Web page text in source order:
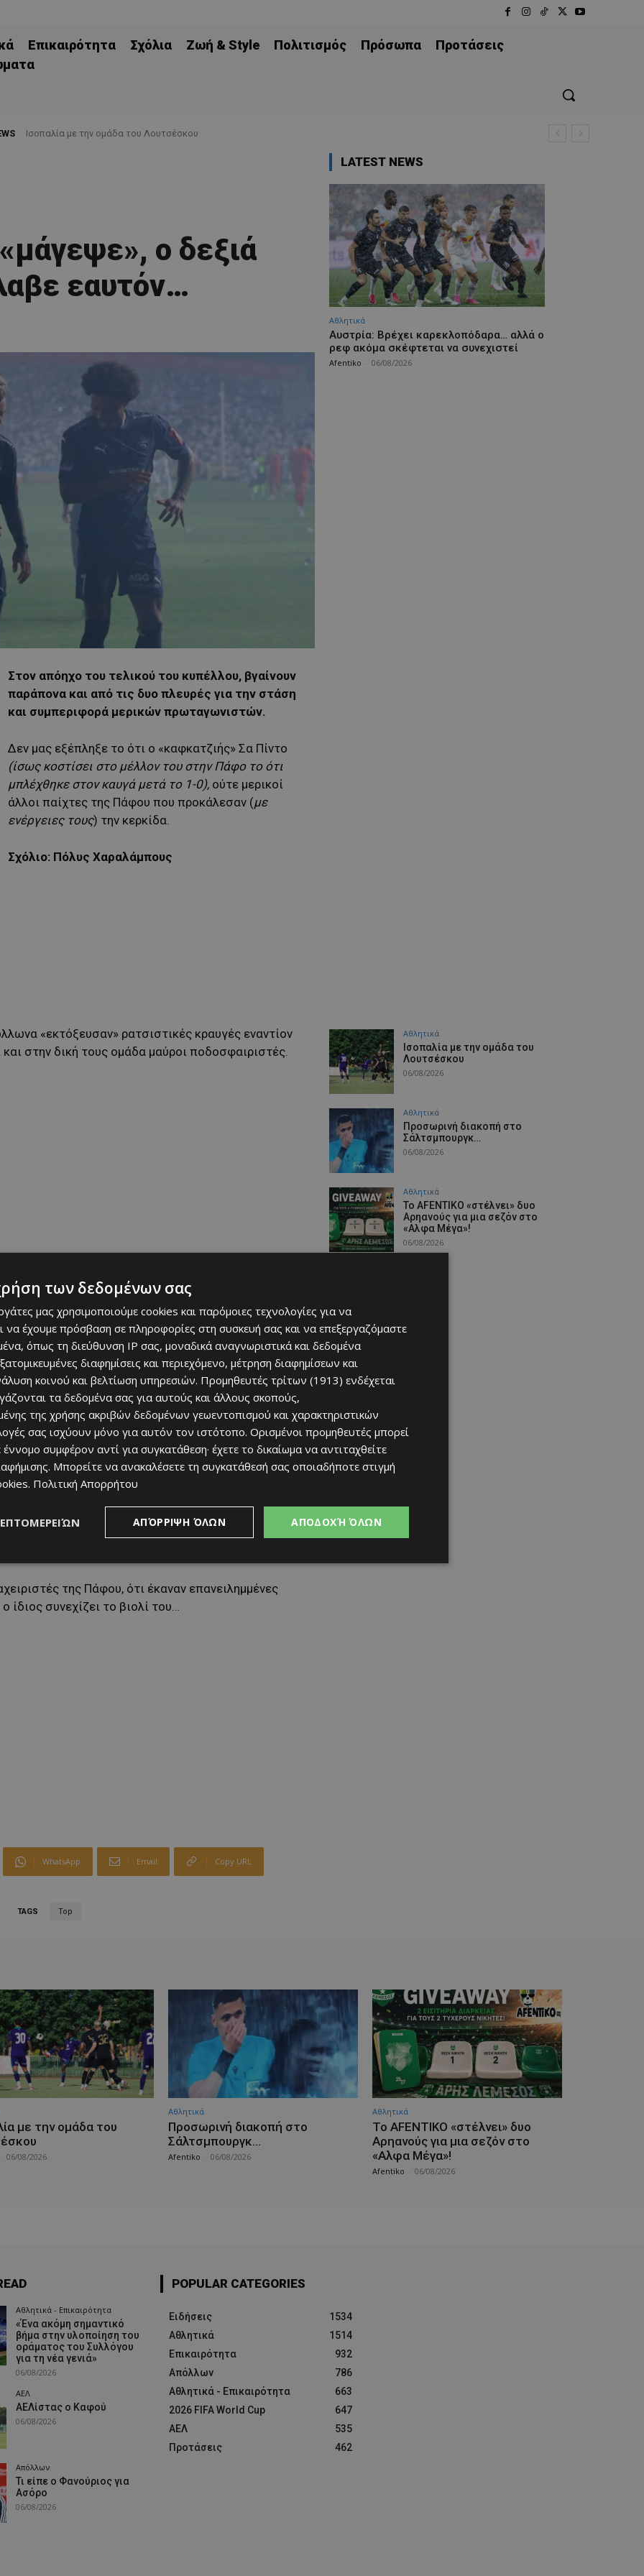
Επικαιρότητα Σχόλια Ζωή & Style Πολιτισμός Πρόσωπα
Προτάσεις
Iσοπαλία με την ομάδα του Λουτσέσκου
ο δεξιά
εαυτόν…
Στον απόηχο του τελικού του κυπέλλου, βγαίνουν
παράπονα και από τις δυο πλευρές για την στάση
και συμπεριφορά μερικών πρωταγωνιστών.
Δεν μας εξέπληξε το ότι ο «καφκατζιής» Σα Πίντο
(ίσως κοστίσει στο μέλλον του στην Πάφο το ότι
μπλέχθηκε στον καυγά μετά το 1-0), ούτε μερικοί
άλλοι παίχτες της Πάφου που προκάλεσαν (με
ενέργειες τους) την κερκίδα.
Σχόλιο: Πόλυς Χαραλάμπους
«εκτόξευσαν» ρατσιστικές κραυγές εναντίον
στην δική τους ομάδα μαύροι ποδοσφαιριστές.
αντιμετωπίζει επιλεκτικά τα γεγονότα…
ο παίχτης που έβαλε το γκολ – μαγεία, με το οποίο
να πανηγυρίσουν τίτλο για 3ησυνεχόμενη χρονιά.
οποίου επίσης η συμμετοχή ήταν καταλυτική (στο
το κύπελλο στο λιμανάκι.
την εικόνα σου, επαναλαμβάνοντας εαυτόν;
που δέχθηκες από την Ομόνοια, για το ότι δεν
το ταμείο της πράσινης εταιρίας. Ένα search στο
μπροστά σας όλα τα γεγονότα…
Μπρούνο ένα βίντεο που κυκλοφορεί στα
που έκανες προς την κερκίδα του Απόλλωνα.
της Πάφου, ότι έκαναν επανειλημμένες
συνεχίζει το βιολί του…
WhatsApp Email Copy URL
TAGS Top
LATEST NEWS
Αθλητικά
Αυστρία: Βρέχει καρεκλοπόδαρα… αλλά ο
ρεφ ακόμα σκέφτεται να συνεχιστεί
Afentiko 06/08/2026
Αθλητικά
Iσοπαλία με την ομάδα του
Λουτσέσκου
06/08/2026
Αθλητικά
Προσωρινή διακοπή στο
Σάλτσμπουργκ…
06/08/2026
Αθλητικά
Το AFENTIKO «στέλνει» δυο
Αρηανούς για μια σεζόν στο
«Αλφα Μέγα»!
06/08/2026
με την ομάδα του
06/08/2026
Αθλητικά
Προσωρινή διακοπή στο
Σάλτσμπουργκ…
Afentiko 06/08/2026
Αθλητικά
Το AFENTIKO «στέλνει» δυο
Αρηανούς για μια σεζόν στο
«Αλφα Μέγα»!
Afentiko 06/08/2026
Αθλητικά - Επικαιρότητα
«Ένα ακόμη σημαντικό
βήμα στην υλοποίηση του
οράματος του Συλλόγου
για τη νέα γενιά»
06/08/2026
ΑΕΛ
ΑΕΛίστας ο Καφού
06/08/2026
Απόλλων
Τι είπε ο Φανούριος για
Ασόρο
06/08/2026
POPULAR CATEGORIES
Ειδήσεις
1534
Αθλητικά
1514
Επικαιρότητα
932
Απόλλων
786
Αθλητικά - Επικαιρότητα
663
2026 FIFA World Cup
647
ΑΕΛ
535
Προτάσεις
462
των δεδομένων σας
μας χρησιμοποιούμε cookies και παρόμοιες τεχνολογίες για να
να έχουμε πρόσβαση σε πληροφορίες στη συσκευή σας και να επεξεργαζόμαστε
όπως τη διεύθυνση IP σας, μοναδικά αναγνωριστικά και δεδομένα
διαφημίσεις και περιεχόμενο, μέτρηση διαφημίσεων και
κοινού και βελτίωση υπηρεσιών. Προμηθευτές τρίτων (1913) ενδέχεται
τα δεδομένα σας για αυτούς και άλλους σκοπούς,
της χρήσης ακριβών δεδομένων γεωεντοπισμού και χαρακτηριστικών
σας ισχύουν μόνο για αυτόν τον ιστότοπο. Ορισμένοι προμηθευτές μπορεί
συμφέρον αντί για συγκατάθεση· έχετε το δικαίωμα να αντιταχθείτε
. Μπορείτε να ανακαλέσετε τη συγκατάθεσή σας οποιαδήποτε στιγμή
. Πολιτική Απορρήτου
ΑΠΟΔΟΧΉ ΌΛΩΝ
ΑΠΌΡΡΙΨΗ ΌΛΩΝ